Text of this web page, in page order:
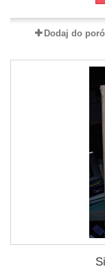
Dodaj do